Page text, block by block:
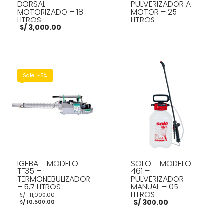
DORSAL
MOTORIZADO – 18
LITROS
S/ 3,000.00
AÑADIR AL CARRITO
PULVERIZADOR A
MOTOR – 25
LITROS
Sale! -5%
IGEBA – MODELO
TF35 –
TERMONEBULIZADOR
– 5,7 LITROS
S/ 11,000.00
S/10,500.00
SOLO – MODELO
461 –
PULVERIZADOR
MANUAL – 05
LITROS
S/300.00